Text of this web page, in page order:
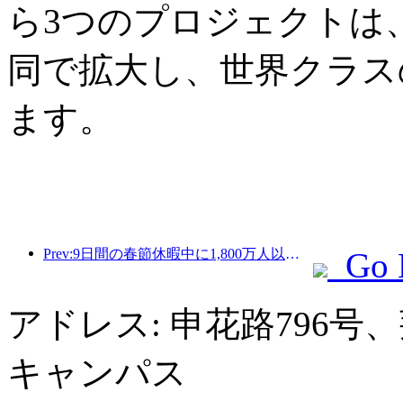
ら3つのプロジェクトは
同で拡大し、世界クラ
ます。
Prev:9日間の春節休暇中に1,800万人以上が国内外を旅行すると予想されている。
Go
アドレス: 申花路796号
キャンパス